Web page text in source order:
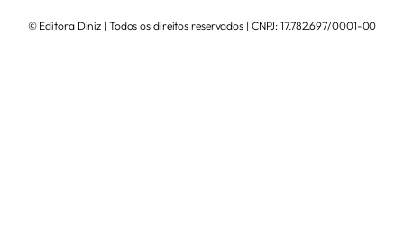
© Editora Diniz | Todos os direitos reservados | CNPJ: 17.782.697/0001-00